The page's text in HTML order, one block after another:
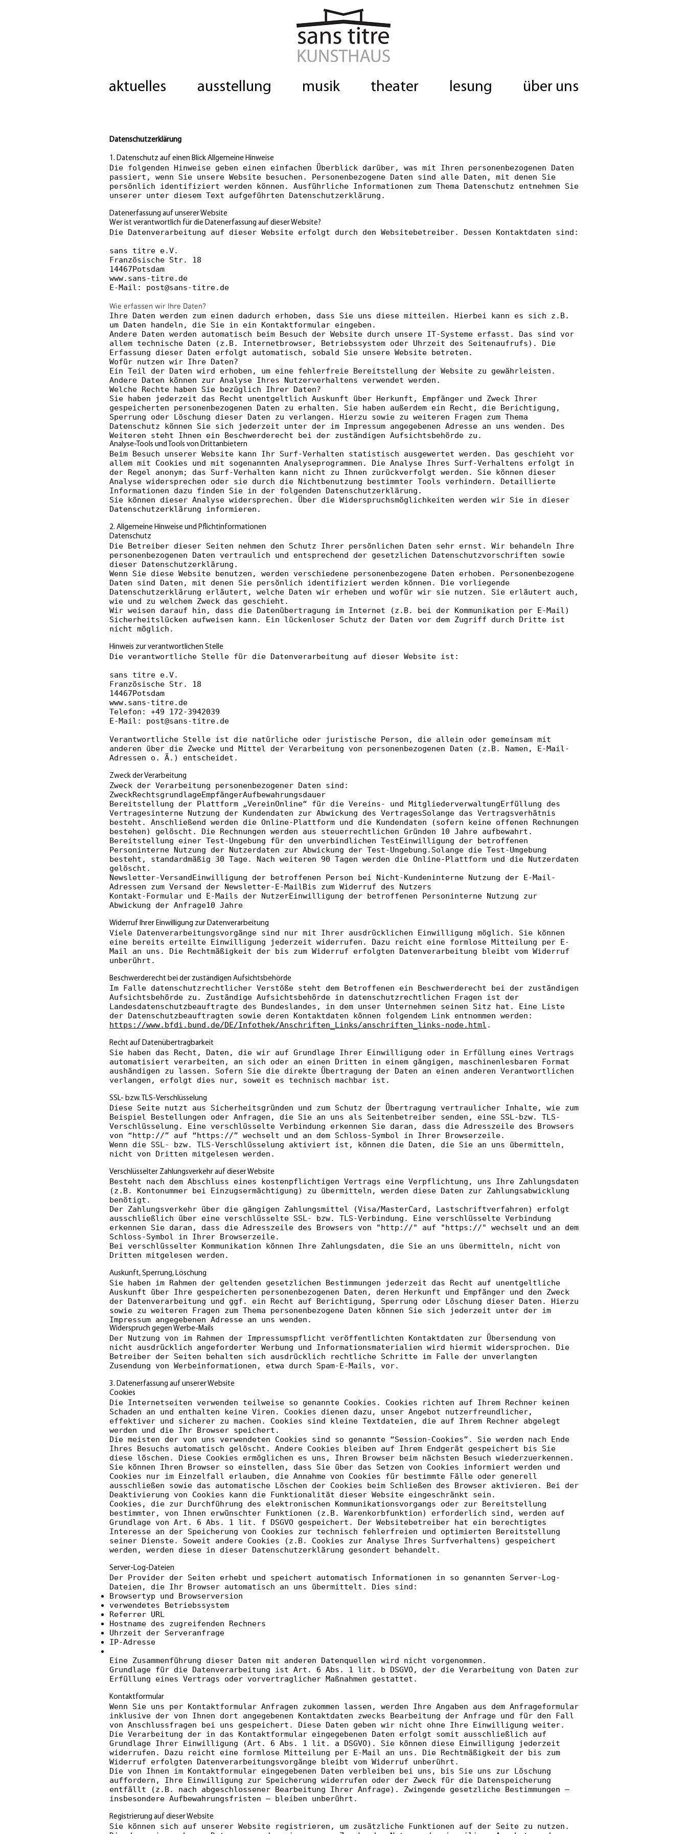
aktuelles ausstellung musik theater lesung über uns
Datenschutzerklärung
1. Datenschutz auf einen Blick Allgemeine Hinweise
Die folgenden Hinweise geben einen einfachen Überblick darüber, was mit Ihren personenbezogenen Daten
passiert, wenn Sie unsere Website besuchen. Personenbezogene Daten sind alle Daten, mit denen Sie
persönlich identifiziert werden können. Ausführliche Informationen zum Thema Datenschutz entnehmen Sie
unserer unter diesem Text aufgeführten Datenschutzerklärung.
Datenerfassung auf unserer Website
Wer ist verantwortlich für die Datenerfassung auf dieser Website?
Die Datenverarbeitung auf dieser Website erfolgt durch den Websitebetreiber. Dessen Kontaktdaten sind:
sans titre e.V.
Französische Str. 18
14467Potsdam
www.sans-titre.de
E-Mail: post@sans-titre.de
Wie erfassen wir Ihre Daten?
Ihre Daten werden zum einen dadurch erhoben, dass Sie uns diese mitteilen. Hierbei kann es sich z.B.
um Daten handeln, die Sie in ein Kontaktformular eingeben.
Andere Daten werden automatisch beim Besuch der Website durch unsere IT-Systeme erfasst. Das sind vor
allem technische Daten (z.B. Internetbrowser, Betriebssystem oder Uhrzeit des Seitenaufrufs). Die
Erfassung dieser Daten erfolgt automatisch, sobald Sie unsere Website betreten.
Wofür nutzen wir Ihre Daten?
Ein Teil der Daten wird erhoben, um eine fehlerfreie Bereitstellung der Website zu gewährleisten.
Andere Daten können zur Analyse Ihres Nutzerverhaltens verwendet werden.
Welche Rechte haben Sie bezüglich Ihrer Daten?
Sie haben jederzeit das Recht unentgeltlich Auskunft über Herkunft, Empfänger und Zweck Ihrer
gespeicherten personenbezogenen Daten zu erhalten. Sie haben außerdem ein Recht, die Berichtigung,
Sperrung oder Löschung dieser Daten zu verlangen. Hierzu sowie zu weiteren Fragen zum Thema
Datenschutz können Sie sich jederzeit unter der im Impressum angegebenen Adresse an uns wenden. Des
Weiteren steht Ihnen ein Beschwerderecht bei der zuständigen Aufsichtsbehörde zu.
Analyse-Tools und Tools von Drittanbietern
Beim Besuch unserer Website kann Ihr Surf-Verhalten statistisch ausgewertet werden. Das geschieht vor
allem mit Cookies und mit sogenannten Analyseprogrammen. Die Analyse Ihres Surf-Verhaltens erfolgt in
der Regel anonym; das Surf-Verhalten kann nicht zu Ihnen zurückverfolgt werden. Sie können dieser
Analyse widersprechen oder sie durch die Nichtbenutzung bestimmter Tools verhindern. Detaillierte
Informationen dazu finden Sie in der folgenden Datenschutzerklärung.
Sie können dieser Analyse widersprechen. Über die Widerspruchsmöglichkeiten werden wir Sie in dieser
Datenschutzerklärung informieren.
2. Allgemeine Hinweise und Pflichtinformationen
Datenschutz
Die Betreiber dieser Seiten nehmen den Schutz Ihrer persönlichen Daten sehr ernst. Wir behandeln Ihre
personenbezogenen Daten vertraulich und entsprechend der gesetzlichen Datenschutzvorschriften sowie
dieser Datenschutzerklärung.
Wenn Sie diese Website benutzen, werden verschiedene personenbezogene Daten erhoben. Personenbezogene
Daten sind Daten, mit denen Sie persönlich identifiziert werden können. Die vorliegende
Datenschutzerklärung erläutert, welche Daten wir erheben und wofür wir sie nutzen. Sie erläutert auch,
wie und zu welchem Zweck das geschieht.
Wir weisen darauf hin, dass die Datenübertragung im Internet (z.B. bei der Kommunikation per E-Mail)
Sicherheitslücken aufweisen kann. Ein lückenloser Schutz der Daten vor dem Zugriff durch Dritte ist
nicht möglich.
Hinweis zur verantwortlichen Stelle
Die verantwortliche Stelle für die Datenverarbeitung auf dieser Website ist:
sans titre e.V.
Französische Str. 18
14467Potsdam
www.sans-titre.de
Telefon: +49 172-3942039
E-Mail: post@sans-titre.de
Verantwortliche Stelle ist die natürliche oder juristische Person, die allein oder gemeinsam mit
anderen über die Zwecke und Mittel der Verarbeitung von personenbezogenen Daten (z.B. Namen, E-Mail-
Adressen o. Ä.) entscheidet.
Zweck der Verarbeitung
Zweck der Verarbeitung personenbezogener Daten sind:
ZweckRechtsgrundlageEmpfängerAufbewahrungsdauer
Bereitstellung der Plattform „VereinOnline“ für die Vereins- und MitgliederverwaltungErfüllung des
Vertragesinterne Nutzung der Kundendaten zur Abwickung des VertragesSolange das Vertragsverhätnis
besteht. Anschließend werden die Online-Plattform und die Kundendaten (sofern keine offenen Rechnungen
bestehen) gelöscht. Die Rechnungen werden aus steuerrechtlichen Gründen 10 Jahre aufbewahrt.
Bereitstellung einer Test-Ungebung für den unverbindlichen TestEinwilligung der betroffenen
Personinterne Nutzung der Nutzerdaten zur Abwickung der Test-Ungebung.Solange die Test-Umgebung
besteht, standardmäßig 30 Tage. Nach weiteren 90 Tagen werden die Online-Plattform und die Nutzerdaten
gelöscht.
Newsletter-VersandEinwilligung der betroffenen Person bei Nicht-Kundeninterne Nutzung der E-Mail-
Adressen zum Versand der Newsletter-E-MailBis zum Widerruf des Nutzers
Kontakt-Formular und E-Mails der NutzerEinwilligung der betroffenen Personinterne Nutzung zur
Abwickung der Anfrage10 Jahre
Widerruf Ihrer Einwilligung zur Datenverarbeitung
Viele Datenverarbeitungsvorgänge sind nur mit Ihrer ausdrücklichen Einwilligung möglich. Sie können
eine bereits erteilte Einwilligung jederzeit widerrufen. Dazu reicht eine formlose Mitteilung per E-
Mail an uns. Die Rechtmäßigkeit der bis zum Widerruf erfolgten Datenverarbeitung bleibt vom Widerruf
unberührt.
Beschwerderecht bei der zuständigen Aufsichtsbehörde
Im Falle datenschutzrechtlicher Verstöße steht dem Betroffenen ein Beschwerderecht bei der zuständigen
Aufsichtsbehörde zu. Zuständige Aufsichtsbehörde in datenschutzrechtlichen Fragen ist der
Landesdatenschutzbeauftragte des Bundeslandes, in dem unser Unternehmen seinen Sitz hat. Eine Liste
der Datenschutzbeauftragten sowie deren Kontaktdaten können folgendem Link entnommen werden:
https://www.bfdi.bund.de/DE/Infothek/Anschriften_Links/anschriften_links-node.html .
Recht auf Datenübertragbarkeit
Sie haben das Recht, Daten, die wir auf Grundlage Ihrer Einwilligung oder in Erfüllung eines Vertrags
automatisiert verarbeiten, an sich oder an einen Dritten in einem gängigen, maschinenlesbaren Format
aushändigen zu lassen. Sofern Sie die direkte Übertragung der Daten an einen anderen Verantwortlichen
verlangen, erfolgt dies nur, soweit es technisch machbar ist.
SSL- bzw. TLS-Verschlüsselung
Diese Seite nutzt aus Sicherheitsgründen und zum Schutz der Übertragung vertraulicher Inhalte, wie zum
Beispiel Bestellungen oder Anfragen, die Sie an uns als Seitenbetreiber senden, eine SSL-bzw. TLS-
Verschlüsselung. Eine verschlüsselte Verbindung erkennen Sie daran, dass die Adresszeile des Browsers
von “http://” auf “https://” wechselt und an dem Schloss-Symbol in Ihrer Browserzeile.
Wenn die SSL- bzw. TLS-Verschlüsselung aktiviert ist, können die Daten, die Sie an uns übermitteln,
nicht von Dritten mitgelesen werden.
Verschlüsselter Zahlungsverkehr auf dieser Website
Besteht nach dem Abschluss eines kostenpflichtigen Vertrags eine Verpflichtung, uns Ihre Zahlungsdaten
(z.B. Kontonummer bei Einzugsermächtigung) zu übermitteln, werden diese Daten zur Zahlungsabwicklung
benötigt.
Der Zahlungsverkehr über die gängigen Zahlungsmittel (Visa/MasterCard, Lastschriftverfahren) erfolgt
ausschließlich über eine verschlüsselte SSL- bzw. TLS-Verbindung. Eine verschlüsselte Verbindung
erkennen Sie daran, dass die Adresszeile des Browsers von "http://" auf "https://" wechselt und an dem
Schloss-Symbol in Ihrer Browserzeile.
Bei verschlüsselter Kommunikation können Ihre Zahlungsdaten, die Sie an uns übermitteln, nicht von
Dritten mitgelesen werden.
Auskunft, Sperrung, Löschung
Sie haben im Rahmen der geltenden gesetzlichen Bestimmungen jederzeit das Recht auf unentgeltliche
Auskunft über Ihre gespeicherten personenbezogenen Daten, deren Herkunft und Empfänger und den Zweck
der Datenverarbeitung und ggf. ein Recht auf Berichtigung, Sperrung oder Löschung dieser Daten. Hierzu
sowie zu weiteren Fragen zum Thema personenbezogene Daten können Sie sich jederzeit unter der im
Impressum angegebenen Adresse an uns wenden.
Widerspruch gegen Werbe-Mails
Der Nutzung von im Rahmen der Impressumspflicht veröffentlichten Kontaktdaten zur Übersendung von
nicht ausdrücklich angeforderter Werbung und Informationsmaterialien wird hiermit widersprochen. Die
Betreiber der Seiten behalten sich ausdrücklich rechtliche Schritte im Falle der unverlangten
Zusendung von Werbeinformationen, etwa durch Spam-E-Mails, vor.
3. Datenerfassung auf unserer Website
Cookies
Die Internetseiten verwenden teilweise so genannte Cookies. Cookies richten auf Ihrem Rechner keinen
Schaden an und enthalten keine Viren. Cookies dienen dazu, unser Angebot nutzerfreundlicher,
effektiver und sicherer zu machen. Cookies sind kleine Textdateien, die auf Ihrem Rechner abgelegt
werden und die Ihr Browser speichert.
Die meisten der von uns verwendeten Cookies sind so genannte “Session-Cookies”. Sie werden nach Ende
Ihres Besuchs automatisch gelöscht. Andere Cookies bleiben auf Ihrem Endgerät gespeichert bis Sie
diese löschen. Diese Cookies ermöglichen es uns, Ihren Browser beim nächsten Besuch wiederzuerkennen.
Sie können Ihren Browser so einstellen, dass Sie über das Setzen von Cookies informiert werden und
Cookies nur im Einzelfall erlauben, die Annahme von Cookies für bestimmte Fälle oder generell
ausschließen sowie das automatische Löschen der Cookies beim Schließen des Browser aktivieren. Bei der
Deaktivierung von Cookies kann die Funktionalität dieser Website eingeschränkt sein.
Cookies, die zur Durchführung des elektronischen Kommunikationsvorgangs oder zur Bereitstellung
bestimmter, von Ihnen erwünschter Funktionen (z.B. Warenkorbfunktion) erforderlich sind, werden auf
Grundlage von Art. 6 Abs. 1 lit. f DSGVO gespeichert. Der Websitebetreiber hat ein berechtigtes
Interesse an der Speicherung von Cookies zur technisch fehlerfreien und optimierten Bereitstellung
seiner Dienste. Soweit andere Cookies (z.B. Cookies zur Analyse Ihres Surfverhaltens) gespeichert
werden, werden diese in dieser Datenschutzerklärung gesondert behandelt.
Server-Log-Dateien
Der Provider der Seiten erhebt und speichert automatisch Informationen in so genannten Server-Log-
Dateien, die Ihr Browser automatisch an uns übermittelt. Dies sind:
Browsertyp und Browserversion
verwendetes Betriebssystem
Referrer URL
Hostname des zugreifenden Rechners
Uhrzeit der Serveranfrage
IP-Adresse
Eine Zusammenführung dieser Daten mit anderen Datenquellen wird nicht vorgenommen.
Grundlage für die Datenverarbeitung ist Art. 6 Abs. 1 lit. b DSGVO, der die Verarbeitung von Daten zur
Erfüllung eines Vertrags oder vorvertraglicher Maßnahmen gestattet.
Kontaktformular
Wenn Sie uns per Kontaktformular Anfragen zukommen lassen, werden Ihre Angaben aus dem Anfrageformular
inklusive der von Ihnen dort angegebenen Kontaktdaten zwecks Bearbeitung der Anfrage und für den Fall
von Anschlussfragen bei uns gespeichert. Diese Daten geben wir nicht ohne Ihre Einwilligung weiter.
Die Verarbeitung der in das Kontaktformular eingegebenen Daten erfolgt somit ausschließlich auf
Grundlage Ihrer Einwilligung (Art. 6 Abs. 1 lit. a DSGVO). Sie können diese Einwilligung jederzeit
widerrufen. Dazu reicht eine formlose Mitteilung per E-Mail an uns. Die Rechtmäßigkeit der bis zum
Widerruf erfolgten Datenverarbeitungsvorgänge bleibt vom Widerruf unberührt.
Die von Ihnen im Kontaktformular eingegebenen Daten verbleiben bei uns, bis Sie uns zur Löschung
auffordern, Ihre Einwilligung zur Speicherung widerrufen oder der Zweck für die Datenspeicherung
entfällt (z.B. nach abgeschlossener Bearbeitung Ihrer Anfrage). Zwingende gesetzliche Bestimmungen –
insbesondere Aufbewahrungsfristen – bleiben unberührt.
Registrierung auf dieser Website
Sie können sich auf unserer Website registrieren, um zusätzliche Funktionen auf der Seite zu nutzen.